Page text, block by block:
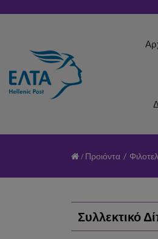
Προιόντα /
Συλλεκτικό